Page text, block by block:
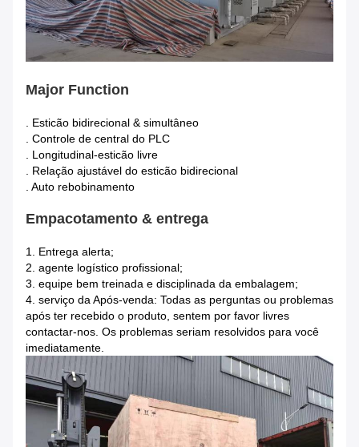
Major Function
. Esticão bidirecional & simultâneo
. Controle de central do PLC
. Longitudinal-esticão livre
. Relação ajustável do esticão bidirecional
. Auto rebobinamento
Empacotamento & entrega
1. Entrega alerta;
2. agente logístico profissional;
3. equipe bem treinada e disciplinada da embalagem;
4. serviço da Após-venda: Todas as perguntas ou problemas
após ter recebido o produto, sentem por favor livres
contactar-nos. Os problemas seriam resolvidos para você
imediatamente.